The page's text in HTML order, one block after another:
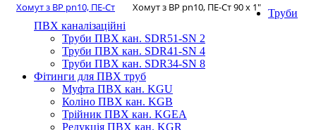
Хомут з ​​ВР pn10, ПЕ-Ст
Хомут з ​​ВР pn10, ПЕ-Ст 90 х 1″ Труби
ПВХ каналізаційні
Труби ПВХ кан. SDR51-SN 2
Труби ПВХ кан. SDR41-SN 4
Труби ПВХ кан. SDR34-SN 8
Фітинги для ПВХ труб
Муфта ПВХ кан. KGU
Коліно ПВХ кан. KGB
Трійник ПВХ кан. KGEA
Редукція ПВХ кан. KGR